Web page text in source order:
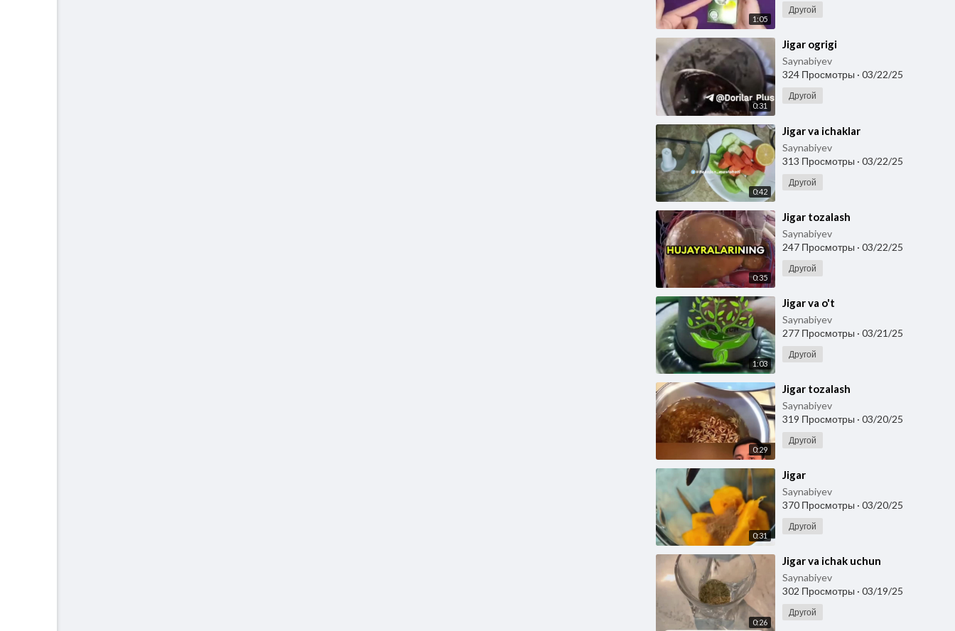
1:05
Другой
0:31
⁣Jigar ogrigi
Saynabiyev
324 Просмотры · 03/22/25
Другой
0:42
⁣Jigar va ichaklar
Saynabiyev
313 Просмотры · 03/22/25
Другой
0:35
⁣Jigar tozalash
Saynabiyev
247 Просмотры · 03/22/25
Другой
1:03
⁣Jigar va o't
Saynabiyev
277 Просмотры · 03/21/25
Другой
0:29
⁣Jigar tozalash
Saynabiyev
319 Просмотры · 03/20/25
Другой
0:31
⁣Jigar
Saynabiyev
370 Просмотры · 03/20/25
Другой
0:26
⁣Jigar va ichak uchun
Saynabiyev
302 Просмотры · 03/19/25
Другой